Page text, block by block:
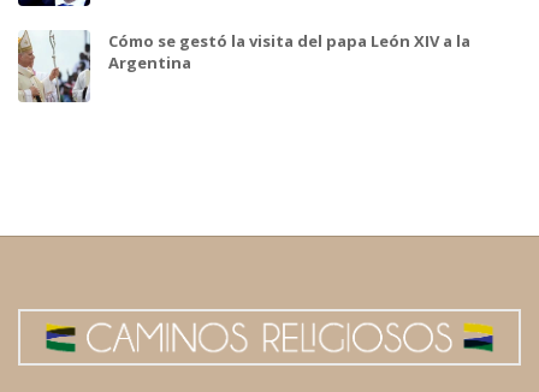
Cómo se gestó la visita del papa León XIV a la
Argentina